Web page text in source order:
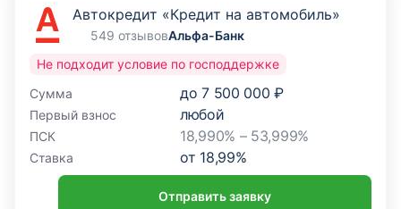
Автокредит «Кредит на автомобиль»
549 отзывовАльфа-Банк
Сумма до 7 500 000 ₽
Первый взнос любой
ПСК 18,990% – 53,999%
Ставка от 18,99%
Не подходит условие по господдержке
Отправить заявку